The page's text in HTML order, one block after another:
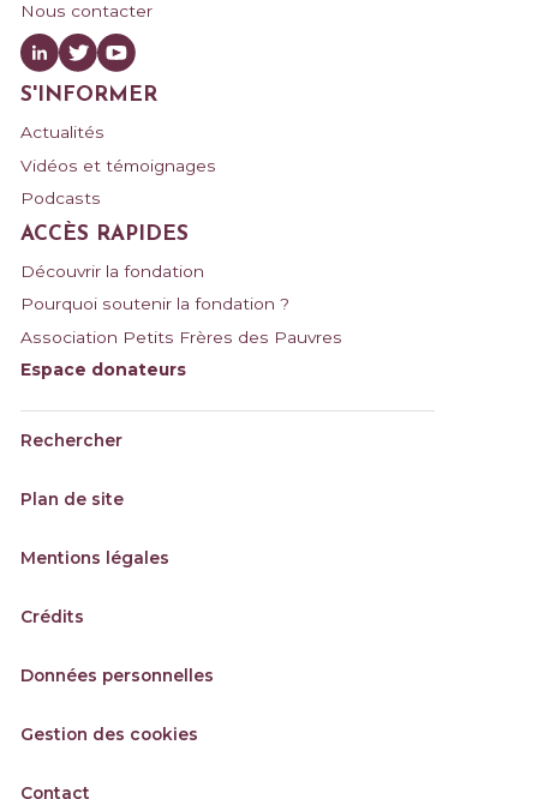
Nous contacter
S'INFORMER
Actualités
Vidéos et témoignages
Podcasts
ACCÈS RAPIDES
Découvrir la fondation
Pourquoi soutenir la fondation ?
Association Petits Frères des Pauvres
Espace donateurs
Rechercher
Plan de site
Mentions légales
Crédits
Données personnelles
Gestion des cookies
Contact